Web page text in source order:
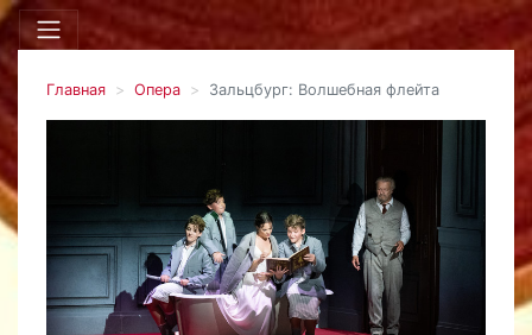
Главная Опера Зальцбург: Волшебная флейта